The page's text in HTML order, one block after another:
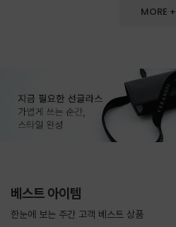
MORE +
베스트 아이템
한눈에 보는 주간 고객 베스트 상품